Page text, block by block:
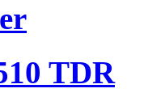
TDR